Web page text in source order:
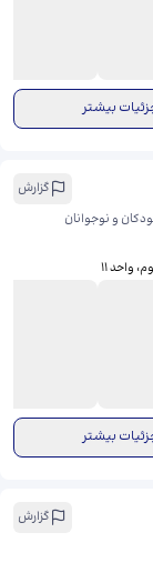
بیشتر
گزارش
و نوجوانان
واحد ۱۱
بیشتر
گزارش